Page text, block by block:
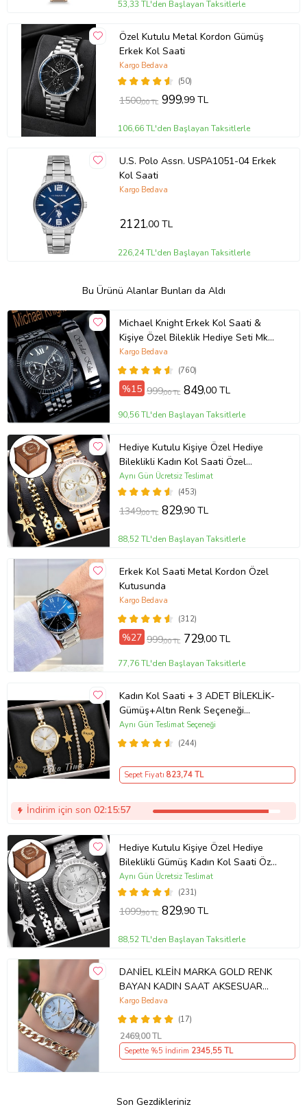
53,33 TL'den Başlayan Taksitlerle
Özel Kutulu Metal Kordon Gümüş
Erkek Kol Saati
(50)
Kargo Bedava
1500,00 TL 999,99 TL
106,66 TL'den Başlayan Taksitlerle
U.S. Polo Assn. USPA1051-04 Erkek
Kol Saati
Kargo Bedava
2121,00 TL
226,24 TL'den Başlayan Taksitlerle
Bu Ürünü Alanlar Bunları da Aldı
Michael Knight Erkek Kol Saati &
Kişiye Özel Bileklik Hediye Seti Mk
SiyahİçiGümüş
(760)
Kargo Bedava
%15 999,00 TL 849,00 TL
90,56 TL'den Başlayan Taksitlerle
Hediye Kutulu Kişiye Özel Hediye
Bileklikli Kadın Kol Saati Özel
Kutusunda (Gold)
(453)
Aynı Gün Ücretsiz Teslimat
1349,00 TL 829,90 TL
88,52 TL'den Başlayan Taksitlerle
Erkek Kol Saati Metal Kordon Özel
Kutusunda
(312)
Kargo Bedava
%27 999,00 TL 729,00 TL
77,76 TL'den Başlayan Taksitlerle
Kadın Kol Saati + 3 ADET BİLEKLİK-
Gümüş+Altın Renk Seçeneği
ayarlanabilir kordon Kadın Kol Saati
BİLEKLİK HEDİYE Altın Renk - Kız
(244)
Aynı Gün Teslimat Seçeneği
Sepet Fiyatı 823,74 TL
İndirim için son 02:15:57
Hediye Kutulu Kişiye Özel Hediye
Bileklikli Gümüş Kadın Kol Saati Özel
Kutusunda (Gümüş)
(231)
Aynı Gün Ücretsiz Teslimat
1099,90 TL 829,90 TL
88,52 TL'den Başlayan Taksitlerle
DANİEL KLEİN MARKA GOLD RENK
BAYAN KADIN SAAT AKSESUAR
BİLEKLİK HEDİYELİ
(17)
Kargo Bedava
2469,00 TL
Sepette %5 İndirim 2345,55 TL
Son Gezdikleriniz